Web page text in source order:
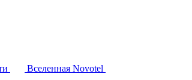
Вселенная Novotel